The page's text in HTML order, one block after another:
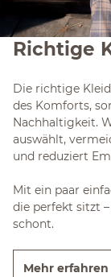
Richtige
Die richtige
des Komforts,
Nachhaltigkeit.
auswählt,
und reduziert
Mit ein paar
die perfekt sitzt
schont.
Mehr erfahren